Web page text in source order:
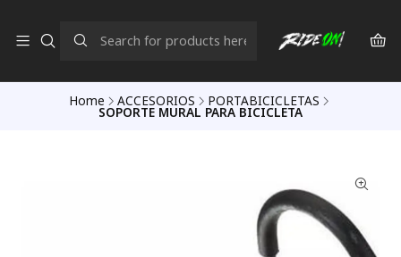
Home ACCESORIOS PORTABICICLETAS
SOPORTE MURAL PARA BICICLETA